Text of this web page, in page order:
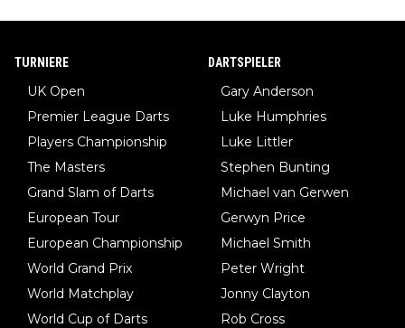
TURNIERE
UK Open
Premier League Darts
Players Championship
The Masters
Grand Slam of Darts
European Tour
European Championship
World Grand Prix
World Matchplay
World Cup of Darts
DARTSPIELER
Gary Anderson
Luke Humphries
Luke Littler
Stephen Bunting
Michael van Gerwen
Gerwyn Price
Michael Smith
Peter Wright
Jonny Clayton
Rob Cross